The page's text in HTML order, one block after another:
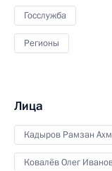
Госслужба
Регионы
Лица
Кадыров Рамзан
Ковалёв Олег